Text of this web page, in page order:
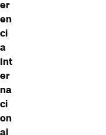
er
en
ci
a
Int
er
na
ci
on
al